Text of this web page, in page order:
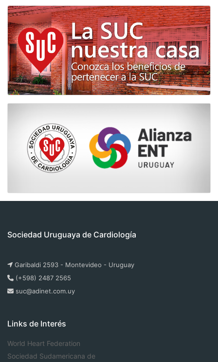
Sociedad Uruguaya de Cardiología
Garibaldi 2593 - Montevideo - Uruguay
(+598) 2487 2565
suc@adinet.com.uy
Links de Interés
World Heart Federation
Sociedad Sudamericana de